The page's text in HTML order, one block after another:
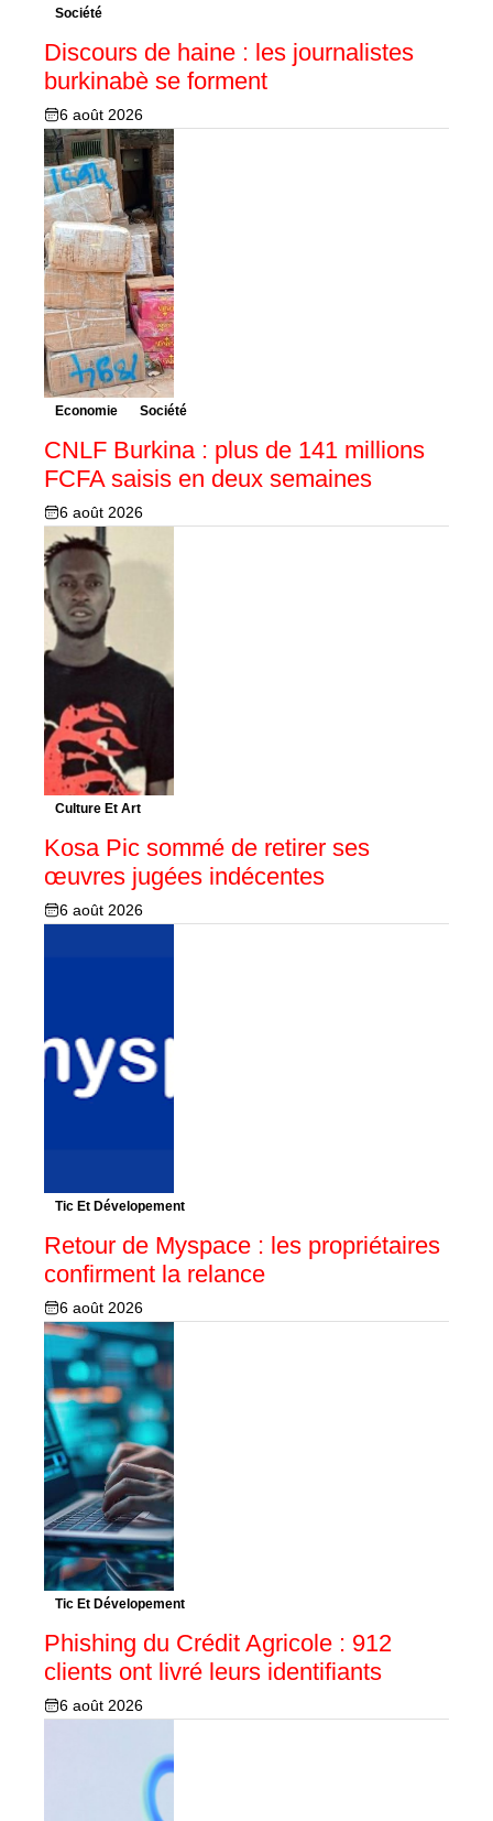
Société
Discours de haine : les journalistes
burkinabè se forment
6 août 2026
Economie Société
CNLF Burkina : plus de 141 millions
FCFA saisis en deux semaines
6 août 2026
Culture Et Art
Kosa Pic sommé de retirer ses
œuvres jugées indécentes
6 août 2026
Tic Et Dévelopement
Retour de Myspace : les propriétaires
confirment la relance
6 août 2026
Tic Et Dévelopement
Phishing du Crédit Agricole : 912
clients ont livré leurs identifiants
6 août 2026